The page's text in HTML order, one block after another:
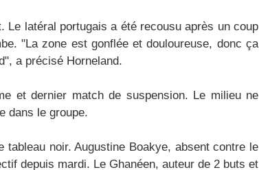
Le latéral portugais a été recousu après un coup
"La zone est gonflée et douloureuse, donc ça
a précisé Horneland.
et dernier match de suspension. Le milieu ne
dans le groupe.​
tableau noir. Augustine Boakye, absent contre le
depuis mardi. Le Ghanéen, auteur de 2 buts et